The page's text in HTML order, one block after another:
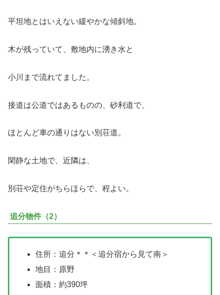
平坦地とはいえない緩やかな傾斜地。
木が残っていて、敷地内に湧き水と
小川まで流れてました。
接道は公道ではあるものの、砂利道で、
ほとんど車の通りはない別荘道。
閑静な土地で、近隣は、
別荘や定住がちらほらで、程よい。
追分物件（2）
住所：追分＊＊＜追分宿から見て南＞
地目：原野
面積：約390坪